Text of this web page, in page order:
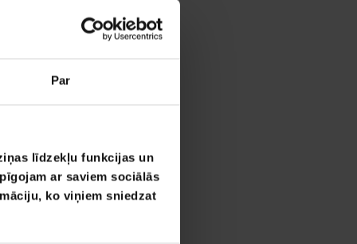
Par
līdzekļu funkcijas un
ar saviem sociālās
ko viņiem sniedzat